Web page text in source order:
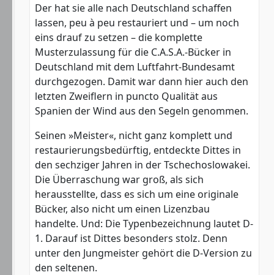
Der hat sie alle nach Deutschland schaffen
lassen, peu à peu restauriert und – um noch
eins drauf zu setzen – die komplette
Musterzulassung für die C.A.S.A.-Bücker in
Deutschland mit dem Luftfahrt-Bundesamt
durchgezogen. Damit war dann hier auch den
letzten Zweiflern in puncto Qualität aus
Spanien der Wind aus den Segeln genommen.
Seinen »Meister«, nicht ganz komplett und
restaurierungsbedürftig, entdeckte Dittes in
den sechziger Jahren in der Tschechoslowakei.
Die Überraschung war groß, als sich
herausstellte, dass es sich um eine originale
Bücker, also nicht um einen Lizenzbau
handelte. Und: Die Typenbezeichnung lautet D-
1. Darauf ist Dittes besonders stolz. Denn
unter den Jungmeister gehört die D-Version zu
den seltenen.